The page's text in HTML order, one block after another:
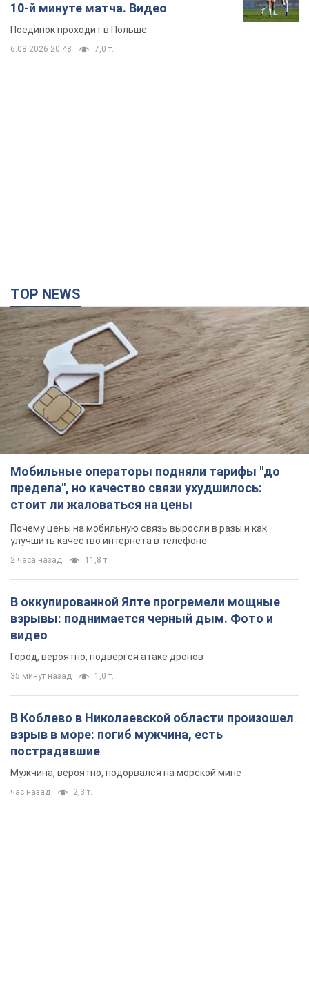
Мобильные операторы подняли тарифы "до
предела", но качество связи ухудшилось:
стоит ли жаловаться на цены
Почему цены на мобильную связь выросли в разы и как
улучшить качество интернета в телефоне
2 часа назад 11,8 т.
В оккупированной Ялте прогремели мощные
взрывы: поднимается черный дым. Фото и
видео
35 минут назад 1,0 т.
В Коблево в Николаевской области произошел
взрыв в море: погиб мужчина, есть
пострадавшие
Мужчина, вероятно, подорвался на морской мине
час назад 2,3 т.